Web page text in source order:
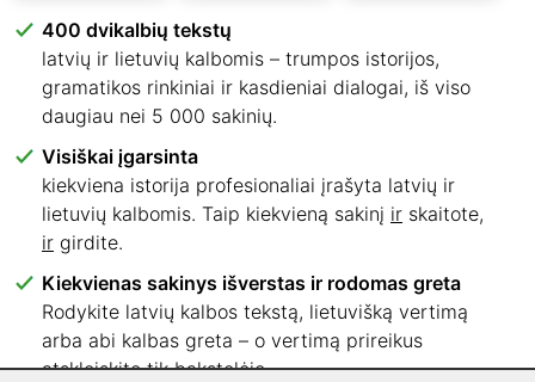
400 dvikalbių tekstų
latvių ir lietuvių kalbomis – trumpos istorijos,
gramatikos rinkiniai ir kasdieniai dialogai, iš viso
daugiau nei 5 000 sakinių.
Visiškai įgarsinta
kiekviena istorija profesionaliai įrašyta latvių ir
lietuvių kalbomis. Taip kiekvieną sakinį ir skaitote,
ir girdite.
Kiekvienas sakinys išverstas ir rodomas greta
Rodykite latvių kalbos tekstą, lietuvišką vertimą
arba abi kalbas greta – o vertimą prireikus
atskleiskite tik bakstelėję.